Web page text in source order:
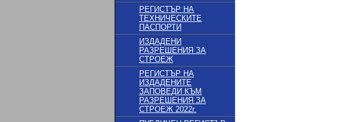
РЕГИСТЪР НА
ТЕХНИЧЕСКИТЕ
ПАСПОРТИ
ИЗДАДЕНИ
РАЗРЕШЕНИЯ ЗА
СТРОЕЖ
РЕГИСТЪР НА
ИЗДАДЕНИТЕ
ЗАПОВЕДИ КЪМ
РАЗРЕШЕНИЯ ЗА
СТРОЕЖ 2022г.